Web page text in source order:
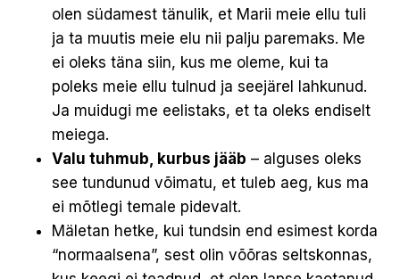
olen südamest tänulik, et Marii meie ellu tuli
ja ta muutis meie elu nii palju paremaks. Me
ei oleks täna siin, kus me oleme, kui ta
poleks meie ellu tulnud ja seejärel lahkunud.
Ja muidugi me eelistaks, et ta oleks endiselt
meiega.
Valu tuhmub, kurbus jääb – alguses oleks
see tundunud võimatu, et tuleb aeg, kus ma
ei mõtlegi temale pidevalt.
Mäletan hetke, kui tundsin end esimest korda
“normaalsena”, sest olin võõras seltskonnas,